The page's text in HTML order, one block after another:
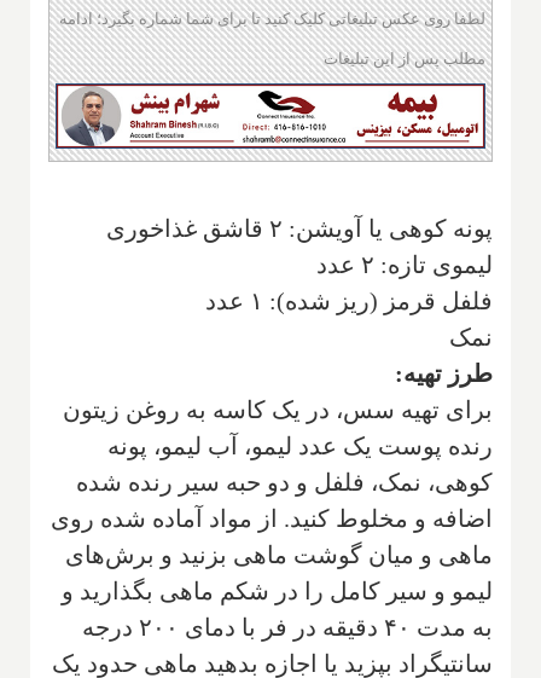
لطفا روی عکس تبلیغاتی کلیک کنید تا برای شما شماره بگیرد؛ ادامه
مطلب پس از این تبلیغات
پونه کوهی یا آویشن: ۲ قاشق غذاخوری
لیموی تازه: ۲ عدد
فلفل قرمز (ریز شده): ۱ عدد
نمک
طرز تهیه:
برای تهیه سس، در یک کاسه به روغن زیتون
رنده پوست یک عدد لیمو، آب لیمو، پونه
کوهی، نمک، فلفل و دو حبه سیر رنده شده
اضافه و مخلوط کنید. از مواد آماده شده روی
ماهی و میان گوشت ماهی بزنید و برش‌های
لیمو و سیر کامل را در شکم ماهی بگذارید و
به مدت ۴۰ دقیقه در فر با دمای ۲۰۰ درجه
سانتیگراد بپزید یا اجازه بدهید ماهی حدود یک